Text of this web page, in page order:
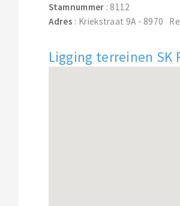
Stamnummer : 8112
Adres : Kriekstraat 9A - 8970
Ligging terreinen SK